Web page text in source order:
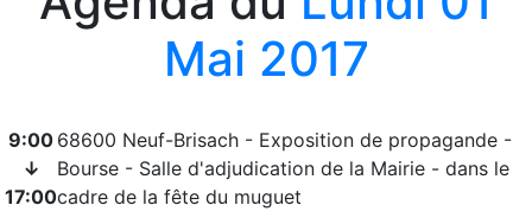
Blog
Timbres 2026 - Cascades et rivières de
Téléchargement
2026/08/01 :Album - Thématique|3D - La philatélie
en 3D - Um Al Qiwain - 1972-9-3
Mai 2017
9:00
↓
17:00
68600 Neuf-Brisach - Exposition de propagande -
Bourse - Salle d'adjudication de la Mairie - dans le
cadre de la fête du muguet